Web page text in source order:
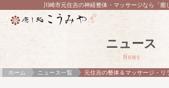
川崎市元住吉の神経整体・マッサージなら「癒
ニュース
News
ホーム ニュース一覧 元住吉の整体＆マッサージ・リ